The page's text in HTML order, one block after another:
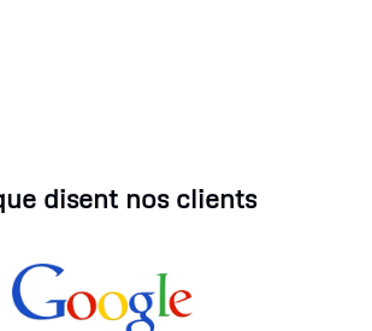
disent nos clients